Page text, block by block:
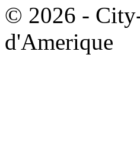
© 2026 -
d'Amerique